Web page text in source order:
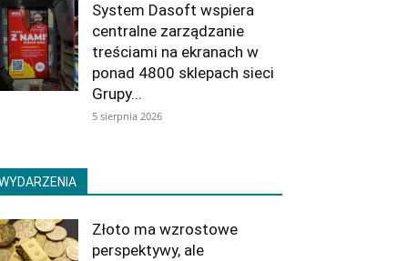
System Dasoft wspiera
centralne zarządzanie
treściami na ekranach w
ponad 4800 sklepach sieci
Grupy...
5 sierpnia 2026
Złoto ma wzrostowe
perspektywy, ale